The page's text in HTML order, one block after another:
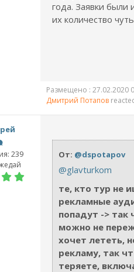
года. Заявки были
их количество
Размещено : 27.02.2020
Дмитрий Потапов
239 От: @dspotapov
@glavturkom
те, кто тур не
рекламные
попадут -> так
можно не
хочет лететь,
рекламу, так
теряете,